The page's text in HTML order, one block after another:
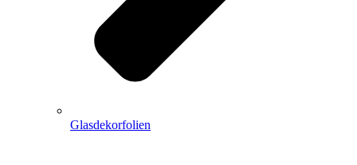
Glasdekorfolien